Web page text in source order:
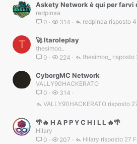
Askety Network è qui per farvi
redpinaa
0
314 redpinaa
T 🚀 Itaroleplay
thesimoo_
0
224 thesimoo_
CyborgMC Network
VALLY90HACKERATO
0
314
VALLY90HACKERATO
🌴🔥 H A P P Y C H I L L 🔥🌴
Hilary
0
207 27
Hilary